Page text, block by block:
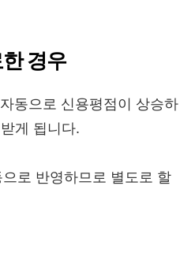
경우
동으로 신용평점이 상승하
게 됩니다.
로 반영하므로 별도로 할